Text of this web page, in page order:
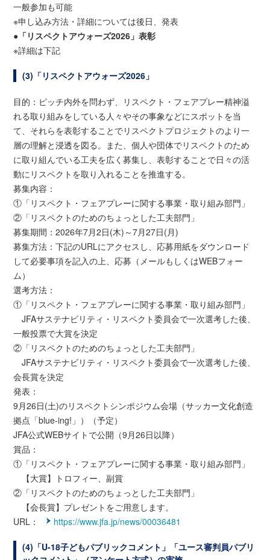
一般参加も可能
※申し込み方法・詳細については後日、発表
●「リスペクトアウォーズ2026」表彰
※詳細は下記
(3)「リスペクトアウォーズ2026」
目的：ピッチ内外を問わず、リスペクト・フェアプレー精神溢
れる取り組みをしている人々やその事象などにスポットを当
て、それらを表彰することでリスペクトプロジェクトのより一
層の理解と浸透を図る。また、個人や団体でリスペクトのため
に取り組んでいる工夫を広く募集し、表彰することで日々の活
動にリスペクトを取り入れることを推進する。
募集内容：
①「リスペクト・フェアプレーに関する事業・取り組み部門」
②「リスペクトのためのちょっとした工夫部門」
募集期間：2026年7月2日(木)～7月27日(月)
募集方法：下記のURLにアクセスし、応募用紙をダウンロード
して必要事項を記入の上、応募（メールもしくはWEBフォー
ム）
選考方法：
①「リスペクト・フェアプレーに関する事業・取り組み部門」
JFAサステナビリティ・リスペクト委員会で一次選考した後、
一般投票で大賞を決定
②「リスペクトのためのちょっとした工夫部門」
JFAサステナビリティ・リスペクト委員会で一次選考した後、
会長賞を決定
発表：
9月26日(土)のリスペクトシンポジウム会場（サッカー文化創造
拠点「blue-ing!」）（予定）
JFA公式WEBサイトで公開（9月26日以降）
賞品：
①「リスペクト・フェアプレーに関する事業・取り組み部門」
【大賞】トロフィー、副賞
②「リスペクトのためのちょっとした工夫部門」
【会長賞】プレゼントをご用意します。
URL：
https://www.jfa.jp/news/00036481
(4)「U-18子どもパブリックコメント」「ユース審判員パブリ